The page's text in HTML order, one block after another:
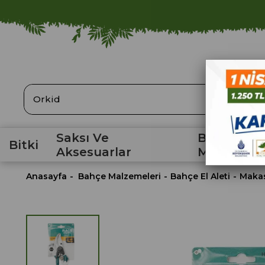
ARA
Bitki
Saksı Ve
Aksesuarlar
Bahçe
Anasayfa Bahçe Malzemeleri Bahçe El Aleti